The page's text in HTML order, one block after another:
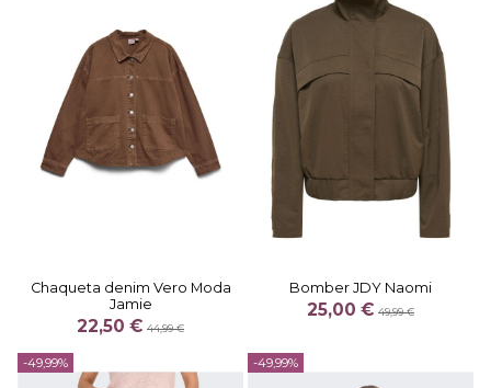
Chaqueta denim Vero Moda
Jamie
22,50 €44,99 €
Bomber JDY Naomi
25,00 € 49,99 €
-49,99% -49,99%